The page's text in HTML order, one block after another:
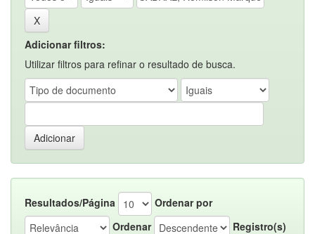
Adicionar filtros:
Utilizar filtros para refinar o resultado de busca.
Resultados/Página
Ordenar por
Ordenar
Registro(s)